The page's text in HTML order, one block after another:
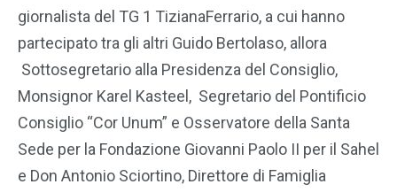
giornalista del TG 1 TizianaFerrario, a cui hanno
partecipato tra gli altri Guido Bertolaso, allora
Sottosegretario alla Presidenza del Consiglio,
Monsignor Karel Kasteel, Segretario del Pontificio
Consiglio “Cor Unum” e Osservatore della Santa
Sede per la Fondazione Giovanni Paolo II per il Sahel
e Don Antonio Sciortino, Direttore di Famiglia